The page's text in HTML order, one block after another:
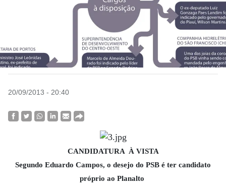
20/09/2013 - 20:40
CANDIDATURA À VISTA
Segundo Eduardo Campos, o desejo do PSB é ter candidato
próprio ao Planalto